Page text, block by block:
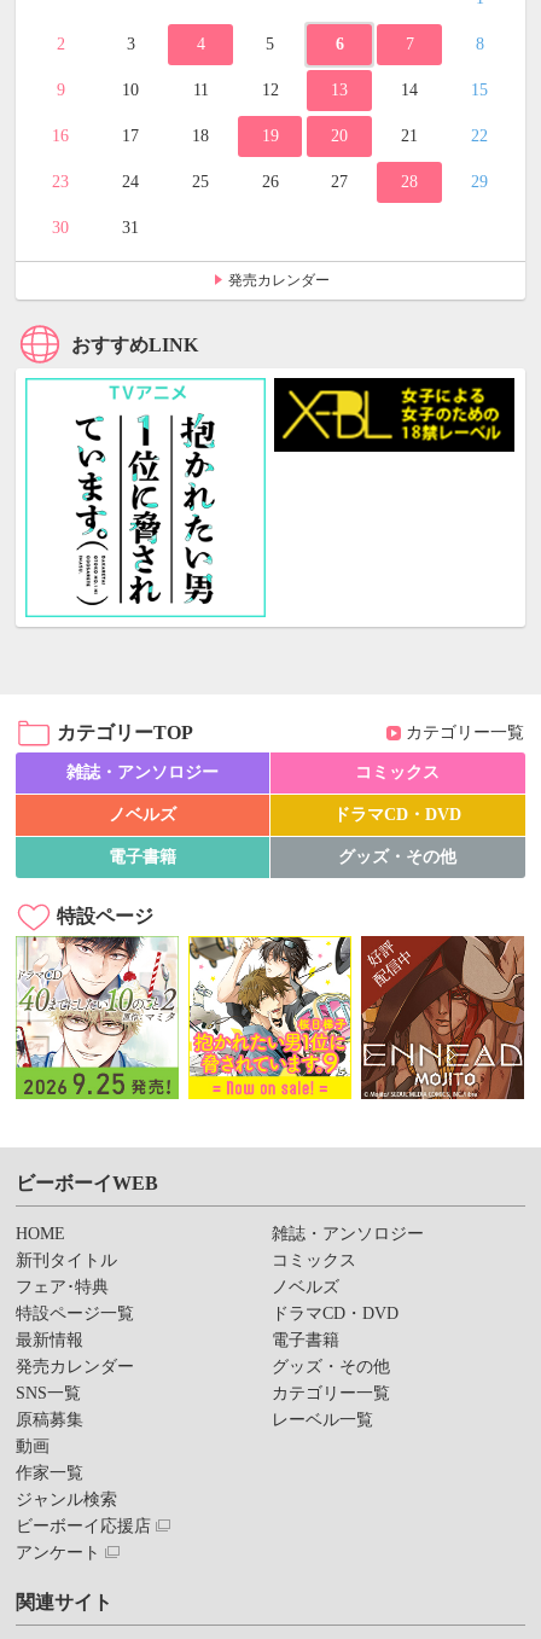
2 3 4 5 6 7 8
9 10 11 12 13 14 15
16 17 18 19 20 21 22
23 24 25 26 27 28 29
30 31
発売カレンダー
おすすめLINK
カテゴリーTOP カテゴリー一覧
雑誌・アンソロジー コミックス
ノベルズ ドラマCD・DVD
電子書籍 グッズ・その他
特設ページ
ビーボーイWEB
HOME
新刊タイトル
フェア･特典
特設ページ一覧
最新情報
発売カレンダー
SNS一覧
原稿募集
動画
作家一覧
ジャンル検索
ビーボーイ応援店
アンケート
雑誌・アンソロジー
コミックス
ノベルズ
ドラマCD・DVD
電子書籍
グッズ・その他
カテゴリー一覧
レーベル一覧
関連サイト